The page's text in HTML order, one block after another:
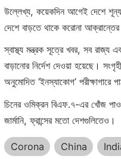
উল্লেখ্য, কয়েকদিন আগেই দেশে
দেশে বাড়তে থাকে করোনা
স্বাস্থ্য মন্ত্রক সূত্রে খবর, সব রাজ্য
বাড়ানোর নির্দেশ দেওয়া হয়েছে।
অনুমোদিত ‘ইনস্যাকোগ’ পরীক্ষাগারে
চিনের ওমিক্রন বিএফ.৭-এর খোঁজ
জার্মানি, ফ্রান্সের মতো দেশগুলিতেও।
Corona China